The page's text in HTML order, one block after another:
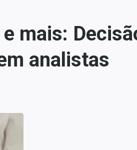
mais:
analistas